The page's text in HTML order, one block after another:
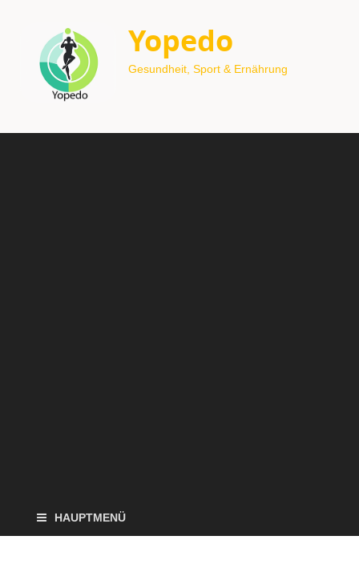
Yopedo
Gesundheit, Sport & Ernährung
HAUPTMENÜ